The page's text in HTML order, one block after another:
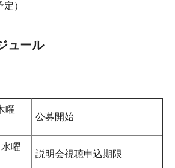
）
ュール
曜
公募開始
曜
説明会視聴申込期限